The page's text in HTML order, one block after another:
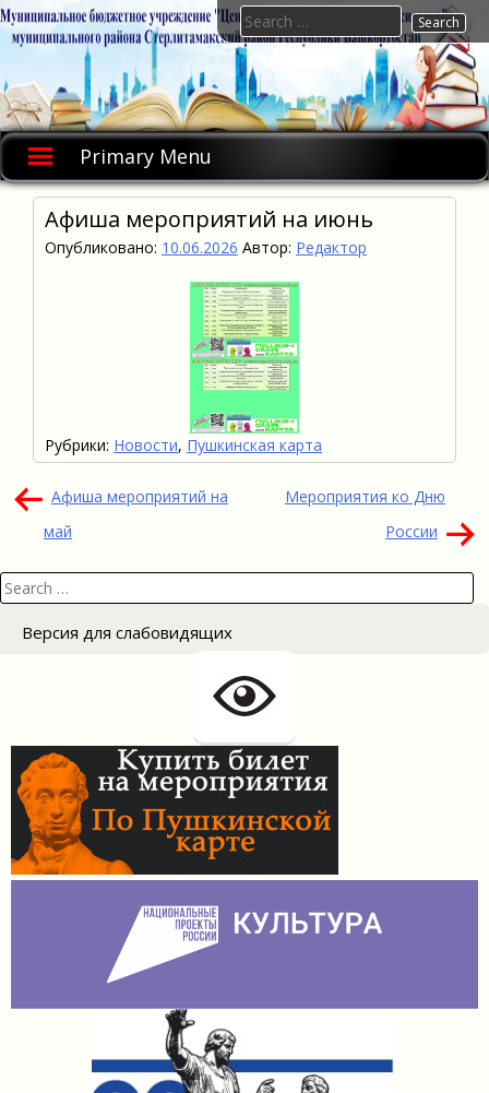
Skip
to
Primary Menu
Search
for:
Афиша мероприятий на июнь
Опубликовано: 10.06.2026 Автор: Редактор
Рубрики: Новости, Пушкинская карта
Навигация
по
Афиша мероприятий на
май
Мероприятия ко Дню
России
Search
for:
Версия для слабовидящих